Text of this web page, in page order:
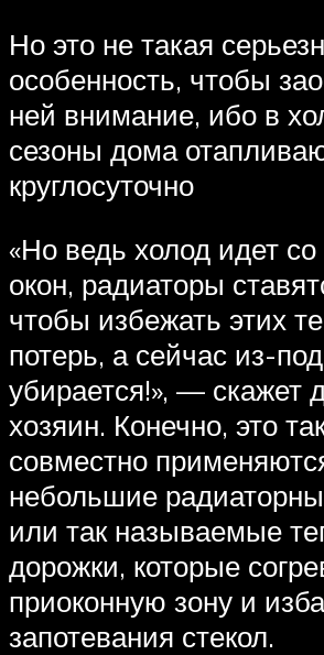
Но это не такая
особенность, чтобы
ней внимание, ибо в
сезоны дома
круглосуточно
«Но ведь холод идет
окон, радиаторы
чтобы избежать этих
потерь, а сейчас из-
убирается!», — скажет
хозяин. Конечно, это
совместно
небольшие
или так называемые
дорожки, которые
приоконную зону и
запотевания стекол.